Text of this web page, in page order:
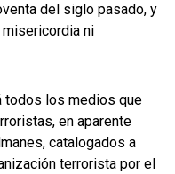
del siglo pasado, y
ni
todos los medios que
en aparente
catalogados a
terrorista por el